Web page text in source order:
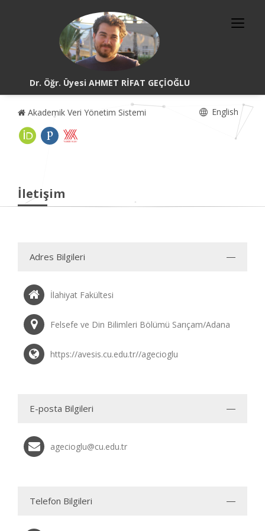
Dr. Öğr. Üyesi AHMET RİFAT GEÇİOĞLU
Akademik Veri Yönetim Sistemi English
İletişim
Adres Bilgileri
İlahiyat Fakültesi
Felsefe ve Din Bilimleri Bölümü Sarıçam/Adana
https://avesis.cu.edu.tr//agecioglu
E-posta Bilgileri
agecioglu@cu.edu.tr
Telefon Bilgileri